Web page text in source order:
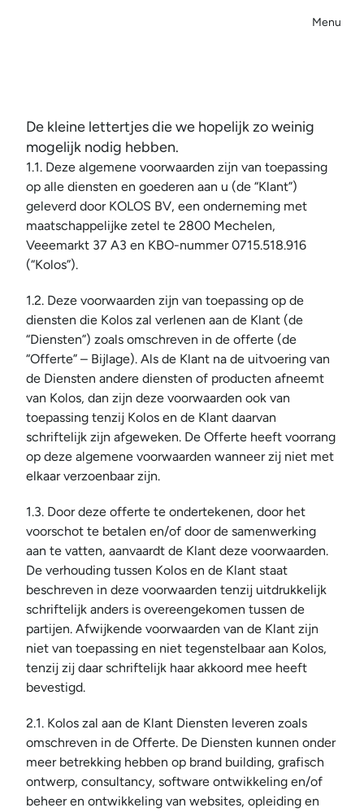
Menu
De kleine lettertjes die we hopelijk zo weinig
mogelijk nodig hebben.
1.1. Deze algemene voorwaarden zijn van toepassing
op alle diensten en goederen aan u (de “Klant”)
geleverd door KOLOS BV, een onderneming met
maatschappelijke zetel te 2800 Mechelen,
Veeemarkt 37 A3 en KBO-nummer 0715.518.916
(“Kolos”).
1.2. Deze voorwaarden zijn van toepassing op de
diensten die Kolos zal verlenen aan de Klant (de
“Diensten”) zoals omschreven in de offerte (de
“Offerte” – Bijlage). Als de Klant na de uitvoering van
de Diensten andere diensten of producten afneemt
van Kolos, dan zijn deze voorwaarden ook van
toepassing tenzij Kolos en de Klant daarvan
schriftelijk zijn afgeweken. De Offerte heeft voorrang
op deze algemene voorwaarden wanneer zij niet met
elkaar verzoenbaar zijn.
1.3. Door deze offerte te ondertekenen, door het
voorschot te betalen en/of door de samenwerking
aan te vatten, aanvaardt de Klant deze voorwaarden.
De verhouding tussen Kolos en de Klant staat
beschreven in deze voorwaarden tenzij uitdrukkelijk
schriftelijk anders is overeengekomen tussen de
partijen. Afwijkende voorwaarden van de Klant zijn
niet van toepassing en niet tegenstelbaar aan Kolos,
tenzij zij daar schriftelijk haar akkoord mee heeft
bevestigd.
2.1. Kolos zal aan de Klant Diensten leveren zoals
omschreven in de Offerte. De Diensten kunnen onder
meer betrekking hebben op brand building, grafisch
ontwerp, consultancy, software ontwikkeling en/of
beheer en ontwikkeling van websites, opleiding en